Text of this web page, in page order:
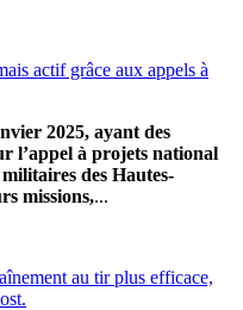
actif grâce aux appels à
2025, ayant des
l’appel à projets national
des Hautes-
missions,...
au tir plus efficace,